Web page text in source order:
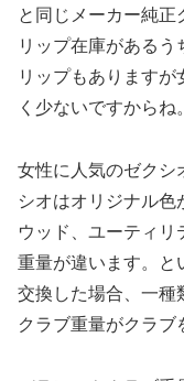
と同じメーカー純
リップ在庫がある
リップもあります
く少ないですからね。
女性に人気のゼクシ
シオはオリジナル
ウッド、ユーティ
重量が違います。
交換した場合、一種
クラブ重量がクラブ